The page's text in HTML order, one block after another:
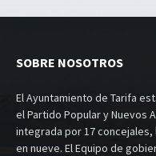
SOBRE NOSOTROS
El Ayuntamiento de Tarifa
el Partido Popular y Nuevos
integrada por 17
en nueve. El Equipo de